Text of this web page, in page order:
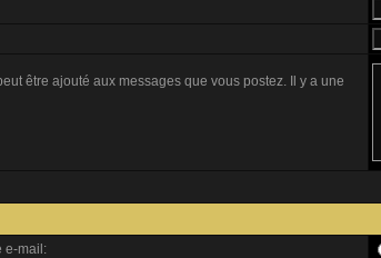
être ajouté aux messages que vous postez. Il y a une
e-mail: